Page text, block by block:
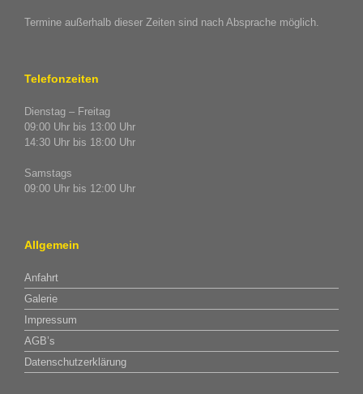
Termine außerhalb dieser Zeiten sind nach Absprache möglich.
Telefonzeiten
Dienstag – Freitag
09:00 Uhr bis 13:00 Uhr
14:30 Uhr bis 18:00 Uhr
Samstags
09:00 Uhr bis 12:00 Uhr
Allgemein
Anfahrt
Galerie
Impressum
AGB’s
Datenschutzerklärung